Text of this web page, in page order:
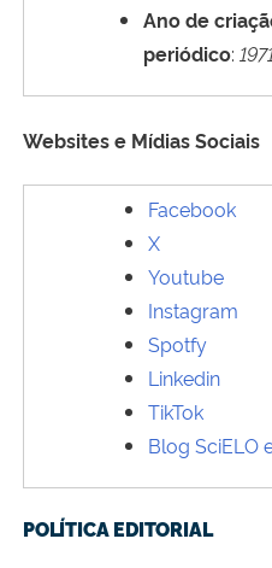
Ano de
periódico:
Websites e Mídias Sociais
Facebook
X
Youtube
Instagram
Spotfy
Linkedin
TikTok
Blog SciELO
POLÍTICA EDITORIAL